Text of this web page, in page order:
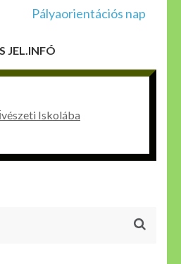
Pályaorientációs nap
JEL.INFÓ
Iskolába